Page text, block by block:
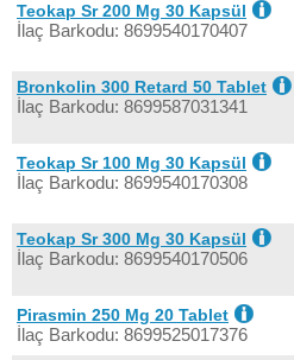
Teokap Sr 200 Mg 30 Kapsül
İlaç Barkodu: 8699540170407
Bronkolin 300 Retard 50 Tablet
İlaç Barkodu: 8699587031341
Teokap Sr 100 Mg 30 Kapsül
İlaç Barkodu: 8699540170308
Teokap Sr 300 Mg 30 Kapsül
İlaç Barkodu: 8699540170506
Pirasmin 250 Mg 20 Tablet
İlaç Barkodu: 8699525017376